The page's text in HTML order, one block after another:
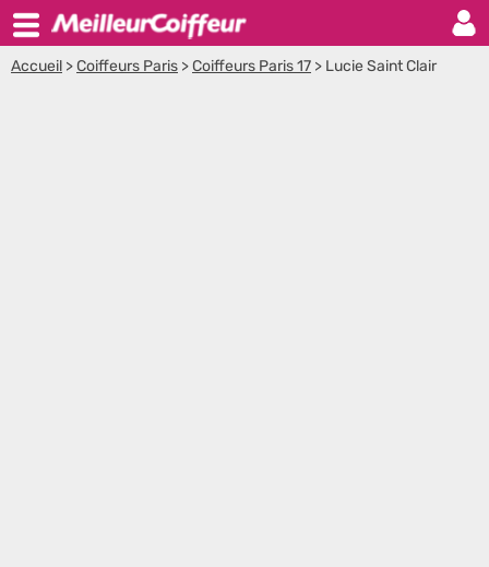
Accueil >Coiffeurs Paris >Coiffeurs Paris 17 > Lucie Saint Clair